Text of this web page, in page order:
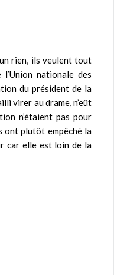
rien, ils veulent tout
nationale des
du président de la
virer au drame, n’eût
n’étaient pas pour
ont plutôt empêché la
car elle est loin de la